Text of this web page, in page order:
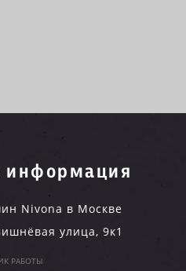
информация
Nivona в Москве
улица, 9к1
РАБОТЫ